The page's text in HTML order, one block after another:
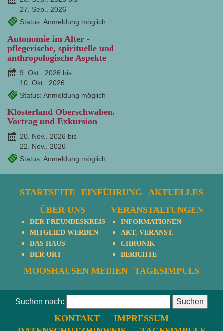
27. Sep.. 2026
Status: Anmeldung möglich
Autonomie im Alter -
pflegerische, spirituelle und
anthropologische Aspekte
9. Okt.. 2026 bis
10. Okt.. 2026
Status: Anmeldung möglich
Klosterland Oberschwaben.
Vortrag und Exkursion
20. Nov.. 2026 bis
22. Nov.. 2026
Status: Anmeldung möglich
STARTSEITE EINFÜHRUNG
AKTUELLES
ÜBER UNS
DER FREUNDESKREIS
MITGLIED WERDEN
DAS HAUS
DER ORT
VERANSTALTUNGEN
INFORMATIONEN
AKT. VERANST.
CHRONIK
BERICHTE
MOOSHAUSEN MEDIEN TAGESIMPULS
Suchen nach:
KONTAKT
IMPRESSUM